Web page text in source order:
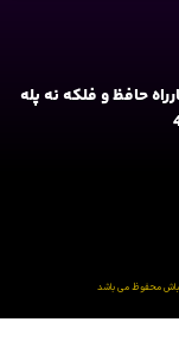
حافظ و فلکه نه پله
محفوظ می باشد